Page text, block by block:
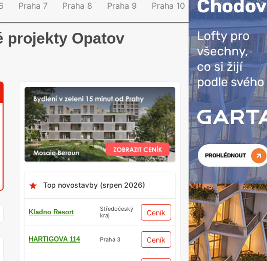
Praha 7 Praha 8 Praha 9 Praha 10
projekty Opatov
Top novostavby (srpen 2026)
Kladno Resort
Středočeský
kraj
Ceník
HARTIGOVA 114 Praha 3 Ceník